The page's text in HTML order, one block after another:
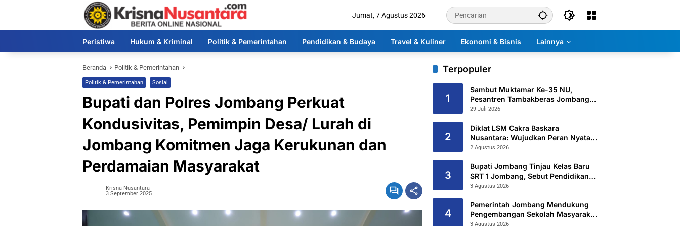
Jumat, 7 Agustus 2026
Peristiwa Hukum & Kriminal Politik & Pemerintahan Pendidikan & Budaya Travel & Kuliner Ekonomi & Bisnis Lainnya
Beranda Politik & Pemerintahan
Politik & Pemerintahan Sosial
Bupati dan Polres Jombang Perkuat
Kondusivitas, Pemimpin Desa/ Lurah di
Jombang Komitmen Jaga Kerukunan dan
Perdamaian Masyarakat
Krisna Nusantara
3 September 2025
Terpopuler
1
Sambut Muktamar Ke-35 NU,
Pesantren Tambakberas Jombang
Petakan 26 Titik Layanan Utama
29 Juli 2026
2
Diklat LSM Cakra Baskara
Nusantara: Wujudkan Peran Nyata
untuk Masyarakat
2 Agustus 2026
3
Bupati Jombang Tinjau Kelas Baru
SRT 1 Jombang, Sebut Pendidikan
Gratis Beri Harapan Baru
3 Agustus 2026
4
Pemerintah Jombang Mendukung
Pengembangan Sekolah Masyarakat
Yang Kurang Mampu Hingga
3 Agustus 2026